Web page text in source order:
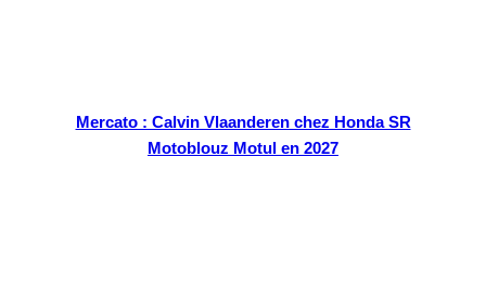
Mercato : Calvin Vlaanderen chez Honda SR
Motoblouz Motul en 2027